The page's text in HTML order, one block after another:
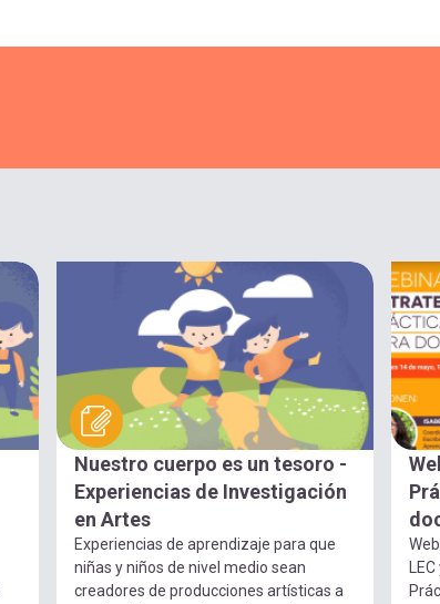
Nuestro cuerpo es un tesoro -
Experiencias de Investigación
en Artes
Experiencias de aprendizaje para que
niñas y niños de nivel medio sean
creadores de producciones artísticas a